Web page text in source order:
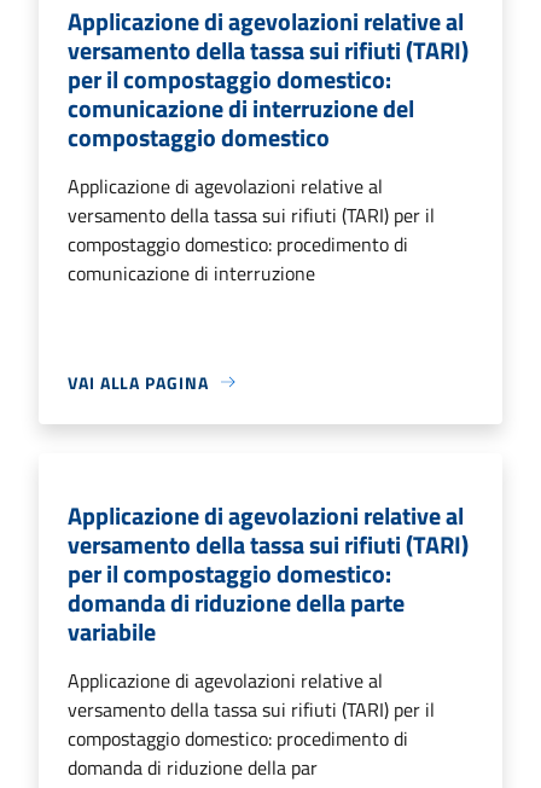
Applicazione di agevolazioni relative al
versamento della tassa sui rifiuti (TARI)
per il compostaggio domestico:
comunicazione di interruzione del
compostaggio domestico
Applicazione di agevolazioni relative al
versamento della tassa sui rifiuti (TARI) per il
compostaggio domestico: procedimento di
comunicazione di interruzione
VAI ALLA PAGINA
Applicazione di agevolazioni relative al
versamento della tassa sui rifiuti (TARI)
per il compostaggio domestico:
domanda di riduzione della parte
variabile
Applicazione di agevolazioni relative al
versamento della tassa sui rifiuti (TARI) per il
compostaggio domestico: procedimento di
domanda di riduzione della par